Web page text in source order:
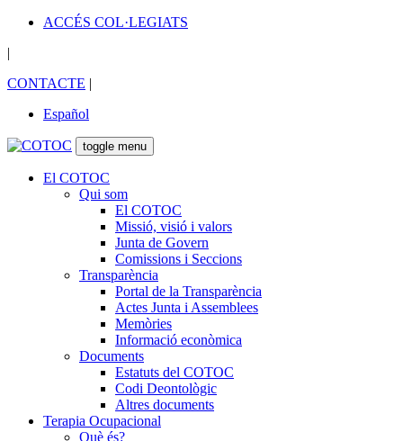
ACCÉS COL·LEGIATS
|
CONTACTE |
Español
toggle menu
El COTOC
Qui som
El COTOC
Missió, visió i valors
Junta de Govern
Comissions i Seccions
Transparència
Portal de la Transparència
Actes Junta i Assemblees
Memòries
Informació econòmica
Documents
Estatuts del COTOC
Codi Deontològic
Altres documents
Terapia Ocupacional
Què és?